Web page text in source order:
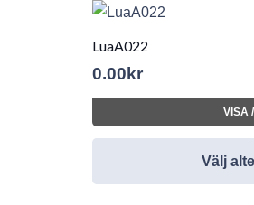
LuaA022
0.00 kr
VISA
Välj